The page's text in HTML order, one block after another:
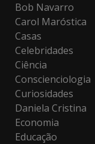
Bob Navarro
Carol Maróstica
Casas
Celebridades
Ciência
Conscienciologia
Curiosidades
Daniela Cristina
Economia
Educação